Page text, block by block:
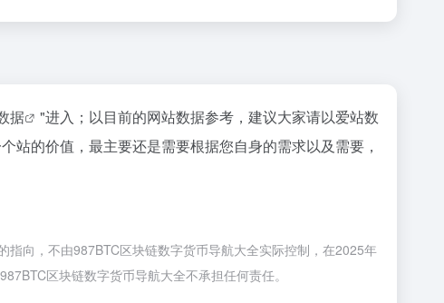
据
"进入；以目前的网站数据参考，建议大家请以爱站数
的价值，最主要还是需要根据您自身的需求以及需要，
向，不由987BTC区块链数字货币导航大全实际控制，在2025年
区块链数字货币导航大全不承担任何责任。